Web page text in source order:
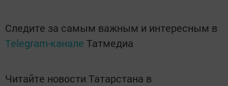
Следите за самым важным и интересным в
Telegram-канале Татмедиа
Читайте новости Татарстана в